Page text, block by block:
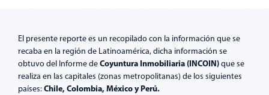
El presente reporte es un recopilado con la información que se
recaba en la región de Latinoamérica, dicha información se
obtuvo del Informe deCoyuntura Inmobiliaria (INCOIN)que se
realiza en las capitales (zonas metropolitanas) de los siguientes
países:Chile, Colombia, México y Perú.